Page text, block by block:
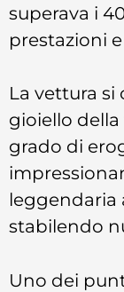
superava i
prestazioni
La vettura
gioiello
grado di
leggendaria
stabilendo
Uno dei